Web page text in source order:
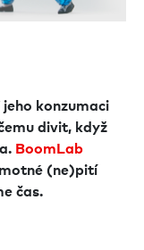
konzumaci
divit, když
BoomLab
(ne)pití
čas.